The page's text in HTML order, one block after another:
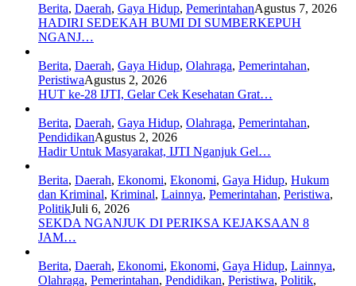
Berita, Daerah, Gaya Hidup, PemerintahanAgustus 7, 2026
HADIRI SEDEKAH BUMI DI SUMBERKEPUH
NGANJ…
Berita, Daerah, Gaya Hidup, Olahraga, Pemerintahan,
PeristiwaAgustus 2, 2026
HUT ke-28 IJTI, Gelar Cek Kesehatan Grat…
Berita, Daerah, Gaya Hidup, Olahraga, Pemerintahan,
PendidikanAgustus 2, 2026
Hadir Untuk Masyarakat, IJTI Nganjuk Gel…
Berita, Daerah, Ekonomi, Ekonomi, Gaya Hidup, Hukum
dan Kriminal, Kriminal, Lainnya, Pemerintahan, Peristiwa,
PolitikJuli 6, 2026
SEKDA NGANJUK DI PERIKSA KEJAKSAAN 8
JAM…
Berita, Daerah, Ekonomi, Ekonomi, Gaya Hidup, Lainnya,
Olahraga, Pemerintahan, Pendidikan, Peristiwa, Politik,